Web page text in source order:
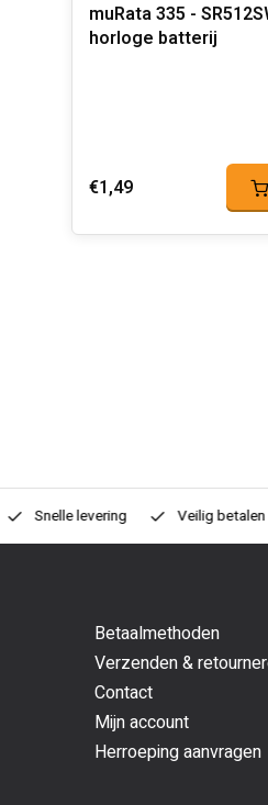
muRata 335 -
horloge batterij
€1,49
Snelle levering Veilig betalen
Betaalmethoden
Verzenden &
Contact
Mijn account
Herroeping aanvragen